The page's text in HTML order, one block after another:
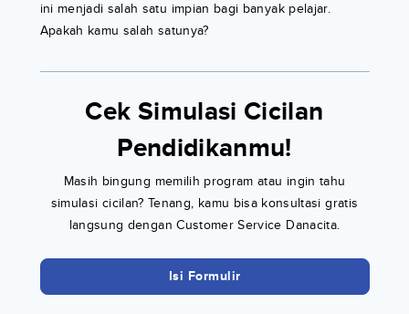
ini menjadi salah satu impian bagi banyak pelajar.
Apakah kamu salah satunya?
Cek Simulasi Cicilan
Pendidikanmu!
Masih bingung memilih program atau ingin tahu
simulasi cicilan? Tenang, kamu bisa konsultasi gratis
langsung dengan Customer Service Danacita.
Isi Formulir